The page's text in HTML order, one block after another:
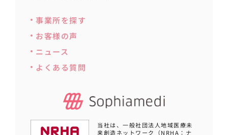
事業所を探す
お客様の声
ニュース
よくある質問
当社は、一般社団法人地域医療未
来創造ネットワーク（NRHA：ナ